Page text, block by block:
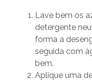
Lave bem os
detergente
forma a
seguida com
bem.
Aplique uma